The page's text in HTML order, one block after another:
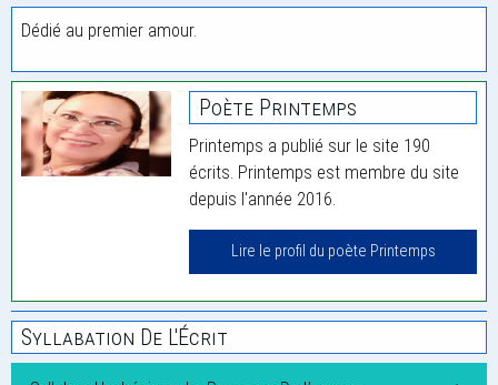
Dédié au premier amour.
Poète Printemps
Printemps a publié sur le site 190
écrits. Printemps est membre du site
depuis l'année 2016.
Lire le profil du poète Printemps
Syllabation De L'Écrit